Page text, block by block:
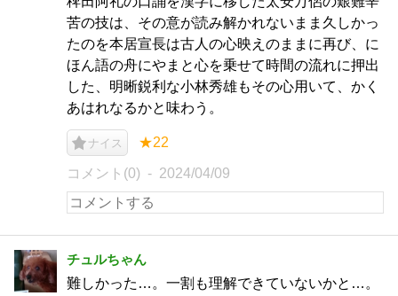
苦の技は、その意が読み解かれないまま久しかっ
たのを本居宣長は古人の心映えのままに再び、に
ほん語の舟にやまと心を乗せて時間の流れに押出
した、明晰鋭利な小林秀雄もその心用いて、かく
あはれなるかと味わう。
ナイス ★22
コメント(0) 2024/04/09
チュルちゃん
難しかった…。一割も理解できていないかと…。